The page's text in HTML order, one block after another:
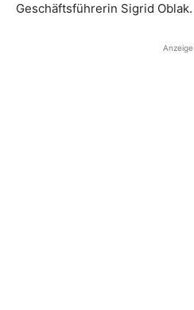
Geschäftsführerin Sigrid Oblak.
Anzeige